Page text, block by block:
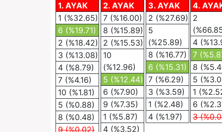
1. AYAK
1 (%32.65)
6 (%19.71)
2 (%18.42)
3 (%13.08)
4 (%8.79)
7 (%4.16)
10 (%1.81)
5 (%0.88)
8 (%0.48)
9 (%0.02)
2. AYAK
7 (%16.00)
8 (%15.89)
2 (%15.53)
10
(%12.96)
5 (%12.44)
6 (%7.90)
9 (%7.35)
1 (%5.87)
4 (%3.52)
3. AYAK
2 (%27.69)
5
(%25.89)
8 (%16.77)
6 (%15.31)
7 (%6.29)
3 (%3.59)
1 (%2.48)
4 (%1.97)
4.
2
4
7
8
5
1
6
3